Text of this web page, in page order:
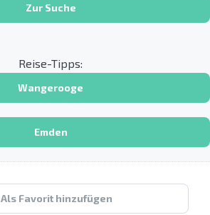
Zur Suche
Reise-Tipps:
Wangerooge
Emden
Als Favorit hinzufügen